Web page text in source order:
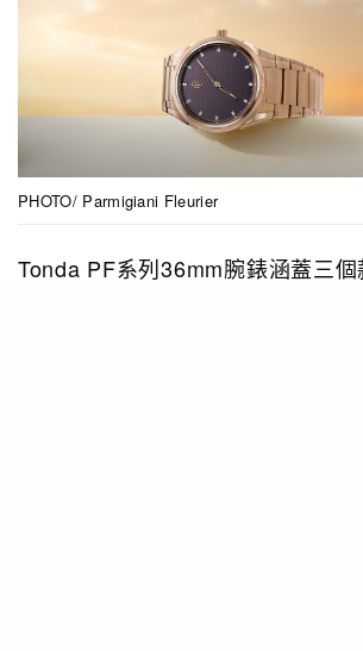
PHOTO/ Parmigiani Fleurier
Tonda PF系列36mm腕錶涵蓋三